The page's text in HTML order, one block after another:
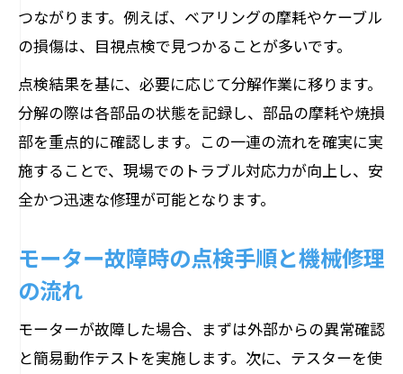
つながります。例えば、ベアリングの摩耗やケーブル
の損傷は、目視点検で見つかることが多いです。
点検結果を基に、必要に応じて分解作業に移ります。
分解の際は各部品の状態を記録し、部品の摩耗や焼損
部を重点的に確認します。この一連の流れを確実に実
施することで、現場でのトラブル対応力が向上し、安
全かつ迅速な修理が可能となります。
モーター故障時の点検手順と機械修理
の流れ
モーターが故障した場合、まずは外部からの異常確認
と簡易動作テストを実施します。次に、テスターを使